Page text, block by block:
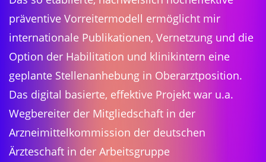
präventive Vorreitermodell ermöglicht mir
internationale Publikationen, Vernetzung und die
Option der Habilitation und klinikintern eine
geplante Stellenanhebung in Oberarztposition.
Das digital basierte, effektive Projekt war u.a.
Wegbereiter der Mitgliedschaft in der
Arzneimittelkommission der deutschen
Ärzteschaft in der Arbeitsgruppe